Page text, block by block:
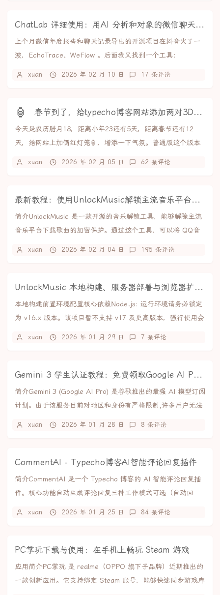
ChatLab 详细使用：用AI 分析和对象的微信聊天记录
上个月微信年度报告和聊天记录导出的开源项目在抖音火了一
波，EchoTrace、WeFlow 。后面我又找到一个工具：
xuan 2026 年 02 月 10 日 17 条评论
🏮 春节到了，给typecho博客网站添加两对3D红灯笼
今天是农历腊月18，距离小年23还有5天，距离春节还有12
天，给网站上加俩红灯笼🏮，增添一下气氛。普通版这个版本
xuan 2026 年 02 月 05 日 62 条评论
最新教程：使用UnlockMusic解锁主流音乐平台VIP歌曲的加密保护
简介UnlockMusic 是一款开源的音乐解锁工具，能够解除主流
音乐平台下载歌曲的加密保护。通过这个工具，可以将 QQ音
xuan 2026 年 02 月 04 日 195 条评论
UnlockMusic 本地构建、服务器部署与浏览器扩展制作教程
本地构建前置环境配置核心依赖Node.js: 运行环境请务必锁定
为 v16.x 版本。该项目暂不支持 v17 及更高版本，强行使用会
xuan 2026 年 01 月 29 日 7 条评论
Gemini 3 学生认证教程：免费领取Google AI Pro全部福利
简介Gemini 3 (Google AI Pro) 是谷歌推出的最强 AI 模型订阅
计划。由于该服务目前对地区和身份有严格限制,许多用户无法
xuan 2026 年 01 月 28 日 8 条评论
CommentAI - Typecho博客AI智能评论回复插件
简介CommentAI 是一个 Typecho 博客的 AI 智能评论回复插
件。核心功能自动生成评论回复三种工作模式可选（自动回
xuan 2026 年 01 月 25 日 84 条评论
PC掌玩下载与使用：在手机上畅玩 Steam 游戏
应用简介PC掌玩 是 realme（OPPO 旗下子品牌）近期推出的
一款创新应用。它支持绑定 Steam 账号，能够快速同步游戏库